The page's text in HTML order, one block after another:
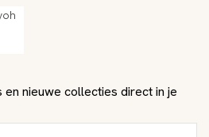
en nieuwe collecties direct in je